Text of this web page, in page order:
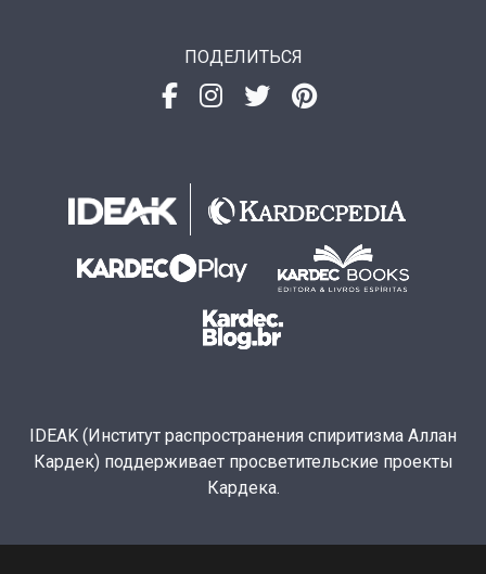
ПОДЕЛИТЬСЯ
IDEAK (Институт распространения спиритизма Аллан
Кардек) поддерживает просветительские проекты
Кардека.